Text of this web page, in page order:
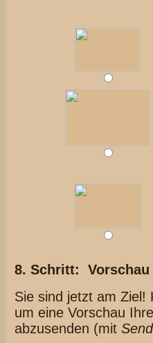
8. Schritt: Vorschau
Sie sind jetzt am Ziel!
um eine Vorschau
abzusenden (mit